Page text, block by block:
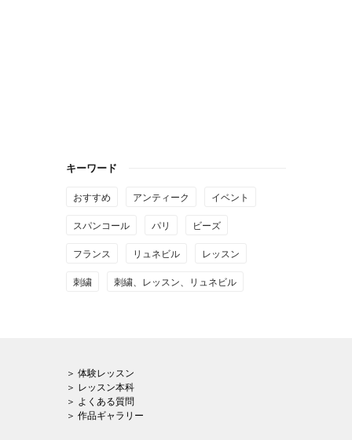
キーワード
おすすめ アンティーク イベント
スパンコール パリ ビーズ
フランス リュネビル レッスン
刺繍 刺繍、レッスン、リュネビル
＞ 体験レッスン
＞ レッスン本科
＞ よくある質問
＞ 作品ギャラリー